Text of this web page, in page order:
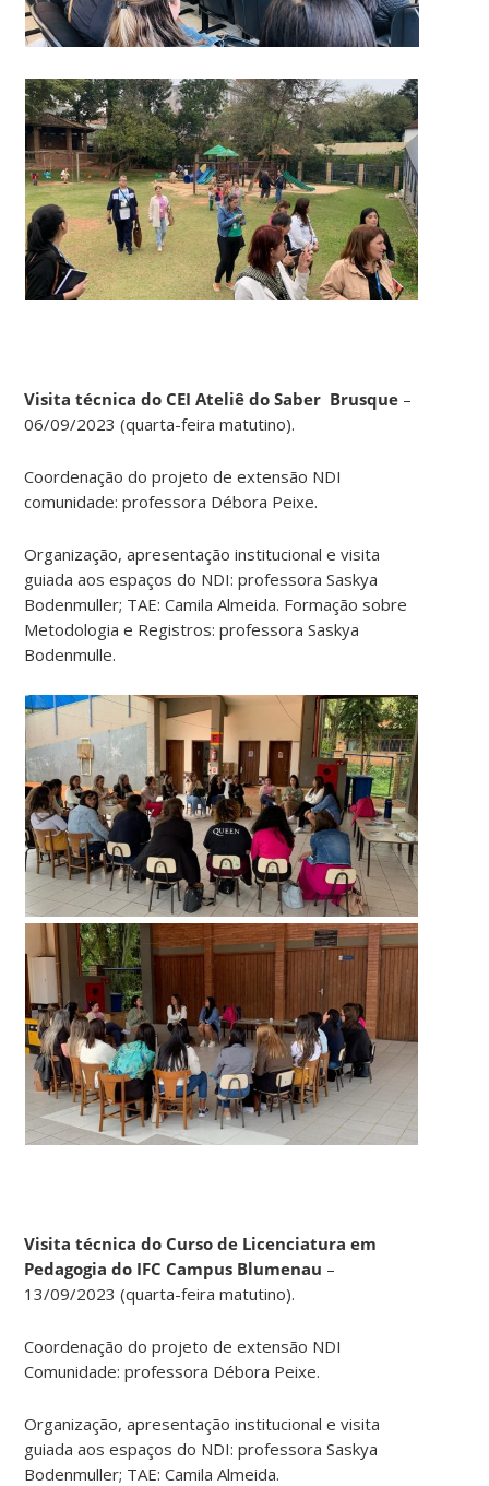
Visita técnica do CEI Ateliê do Saber Brusque –
06/09/2023 (quarta-feira matutino).
Coordenação do projeto de extensão NDI
comunidade: professora Débora Peixe.
Organização, apresentação institucional e visita
guiada aos espaços do NDI: professora Saskya
Bodenmuller; TAE: Camila Almeida. Formação sobre
Metodologia e Registros: professora Saskya
Bodenmulle.
Visita técnica do Curso de Licenciatura em
Pedagogia do IFC Campus Blumenau –
13/09/2023 (quarta-feira matutino).
Coordenação do projeto de extensão NDI
Comunidade: professora Débora Peixe.
Organização, apresentação institucional e visita
guiada aos espaços do NDI: professora Saskya
Bodenmuller; TAE: Camila Almeida.